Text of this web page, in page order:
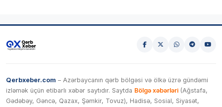
Qerbxeber.com – Azərbaycanın qərb bölgəsi və ölkə üzrə gündəmi
izləmək üçün etibarlı xəbər saytıdır. Saytda Bölgə xəbərləri (Ağstafa,
Gədəbəy, Gəncə, Qazax, Şəmkir, Tovuz), Hadisə, Sosial, Siyasət,